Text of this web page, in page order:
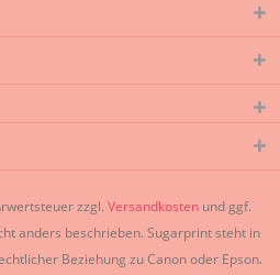
zzgl. Versandkosten und ggf.
anders beschrieben. Sugarprint steht in
Beziehung zu Canon oder Epson.